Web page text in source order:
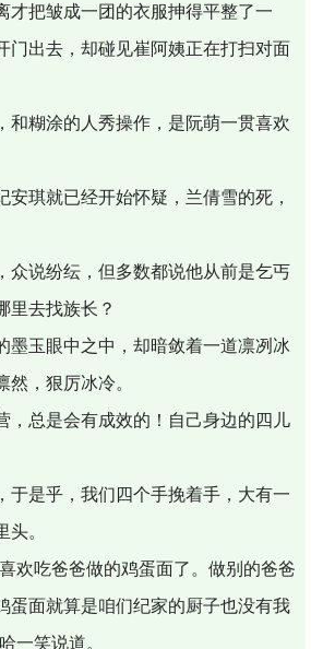
把皱成一团的衣服抻得平整了一
门出去，却碰见崔阿姨正在打扫对面
糊涂的人秀操作，是阮萌一贯喜欢
琪就已经开始怀疑，兰倩雪的死，
说纷纭，但多数都说他从前是乞丐
里去找族长？
玉眼中之中，却暗敛着一道凛冽冰
然，狠厉冰冷。
总是会有成效的！自己身边的四儿
是乎，我们四个手挽着手，大有一
头。
欢吃爸爸做的鸡蛋面了。做别的爸爸
蛋面就算是咱们纪家的厨子也没有我
一笑说道。